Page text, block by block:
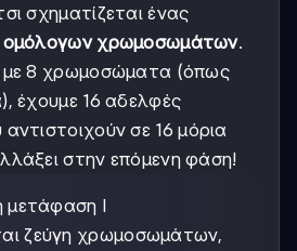
σχηματίζεται ένας
ομόλογων χρωμοσωμάτων.
με 8 χρωμοσώματα (όπως
έχουμε 16 αδελφές
σε 16 μόρια
στην επόμενη φάση!
μετάφαση Ι
ζεύγη χρωμοσωμάτων,